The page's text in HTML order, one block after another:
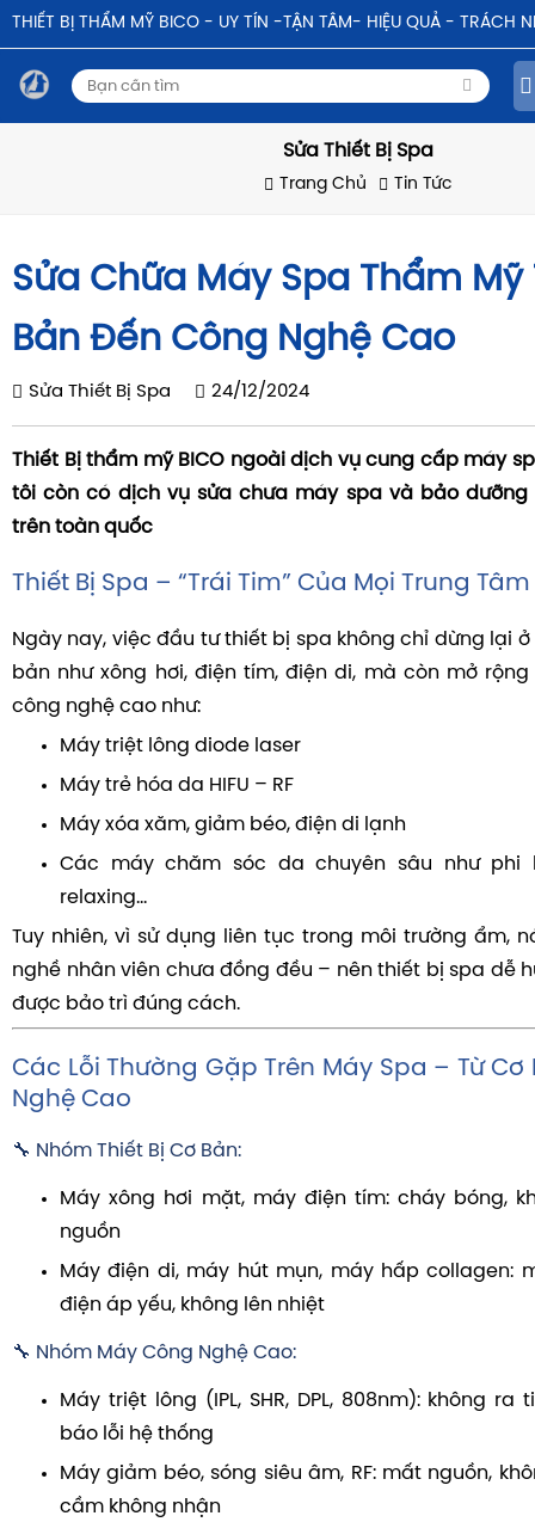
THIẾT BỊ THẨM MỸ BICO - UY TÍN -TẬN TÂM- HIỆU QUẢ - TRÁCH
Sửa Thiết Bị Spa
Trang Chủ Tin Tức
Sửa Chữa Máy Spa Thẩm Mỹ
Bản Đến Công Nghệ Cao
Sửa Thiết Bị Spa 24/12/2024
Thiết Bị thẩm mỹ BICO ngoài dịch vụ cung cấp máy
tôi còn có dịch vụ sửa chưa máy spa và bảo
trên toàn quốc
Thiết Bị Spa – “Trái Tim” Của Mọi Trung
Ngày nay, việc đầu tư thiết bị spa không chỉ dừng lại
bản như xông hơi, điện tím, điện di, mà còn mở
công nghệ cao như:
Máy triệt lông diode laser
Máy trẻ hóa da HIFU – RF
Máy xóa xăm, giảm béo, điện di lạnh
Các máy chăm sóc da chuyên sâu như phi
relaxing…
Tuy nhiên, vì sử dụng liên tục trong môi trường ẩm,
nghề nhân viên chưa đồng đều – nên thiết bị spa dễ
được bảo trì đúng cách.
Các Lỗi Thường Gặp Trên Máy Spa – Từ
Nghệ Cao
🔧 Nhóm Thiết Bị Cơ Bản:
Máy xông hơi mặt, máy điện tím: cháy bóng,
nguồn
Máy điện di, máy hút mụn, máy hấp collagen:
điện áp yếu, không lên nhiệt
🔧 Nhóm Máy Công Nghệ Cao:
Máy triệt lông (IPL, SHR, DPL, 808nm): không
báo lỗi hệ thống
Máy giảm béo, sóng siêu âm, RF: mất nguồn,
cầm không nhận